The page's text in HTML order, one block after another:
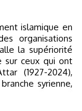
islamique en
organisations
la supériorité
sur ceux qui ont
(1927-2024),
syrienne,